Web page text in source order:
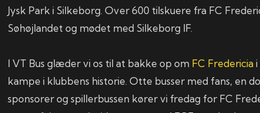
Jysk Park i Silkeborg. Over 600 tilskuere fra FC
Søhøjlandet og mødet med Silkeborg IF.
I VT Bus glæder vi os til at bakke op om FC Fredericia i
kampe i klubbens historie. Otte busser med fans, en
sponsorer og spillerbussen kører vi fredag for FC